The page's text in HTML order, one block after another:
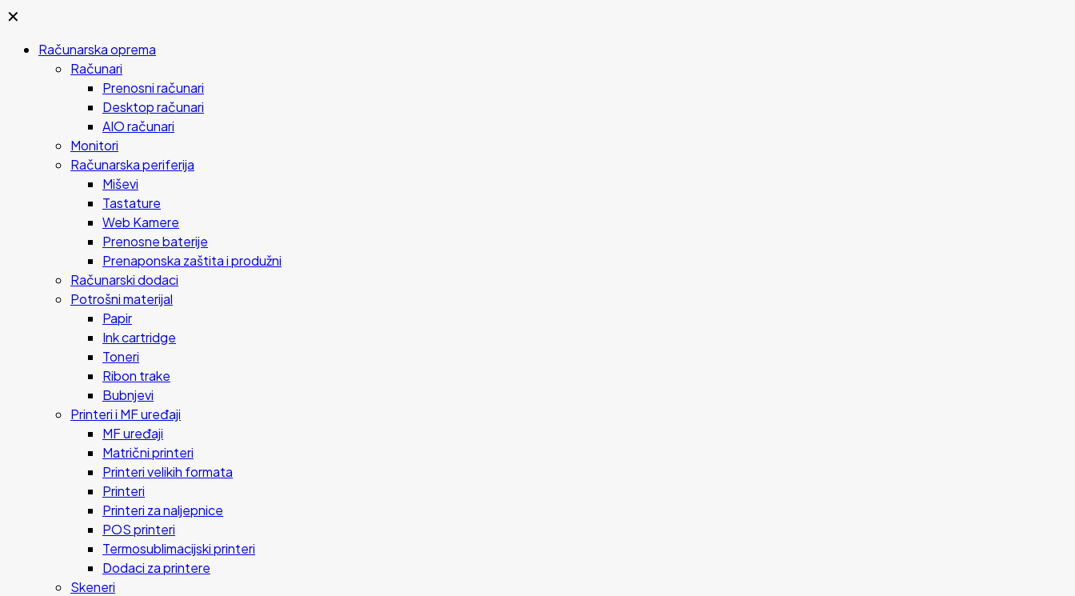
✕
Računarska oprema
Računari
Prenosni računari
Desktop računari
AIO računari
Monitori
Računarska periferija
Miševi
Tastature
Web Kamere
Prenosne baterije
Prenaponska zaštita i produžni
Računarski dodaci
Potrošni materijal
Papir
Ink cartridge
Toneri
Ribon trake
Bubnjevi
Printeri i MF uređaji
MF uređaji
Matrični printeri
Printeri velikih formata
Printeri
Printeri za naljepnice
POS printeri
Termosublimacijski printeri
Dodaci za printere
Skeneri